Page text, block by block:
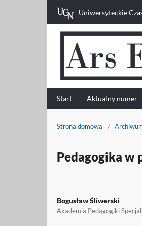
Start Aktualny numer
Uniwersyteckie
Strona domowa /
Pedagogika w
Bogusław Śliwerski
Akademia Pedagogiki